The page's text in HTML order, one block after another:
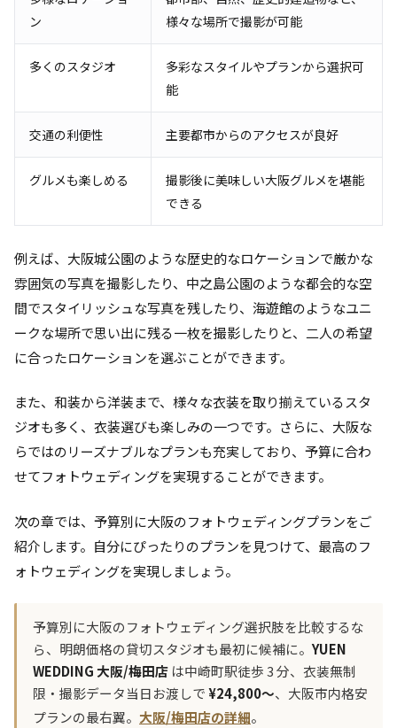
ン
様々な場所で撮影が可能
多くのスタジオ
多彩なスタイルやプランから選択可
能
交通の利便性 主要都市からのアクセスが良好
グルメも楽しめる
撮影後に美味しい大阪グルメを堪能
できる
例えば、大阪城公園のような歴史的なロケーションで厳かな
雰囲気の写真を撮影したり、中之島公園のような都会的な空
間でスタイリッシュな写真を残したり、海遊館のようなユニ
ークな場所で思い出に残る一枚を撮影したりと、二人の希望
に合ったロケーションを選ぶことができます。
また、和装から洋装まで、様々な衣装を取り揃えているスタ
ジオも多く、衣装選びも楽しみの一つです。さらに、大阪な
らではのリーズナブルなプランも充実しており、予算に合わ
せてフォトウェディングを実現することができます。
次の章では、予算別に大阪のフォトウェディングプランをご
紹介します。自分にぴったりのプランを見つけて、最高のフ
ォトウェディングを実現しましょう。
予算別に大阪のフォトウェディング選択肢を比較するな
ら、明朗価格の貸切スタジオも最初に候補に。 YUEN
WEDDING 大阪/梅田店 は中崎町駅徒歩 3 分、衣装無制
限・撮影データ当日お渡しで¥24,800〜、大阪市内格安
プランの最右翼。 大阪/梅田店の詳細。